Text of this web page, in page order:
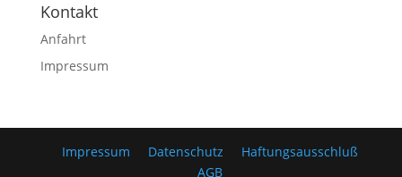
Kontakt
Anfahrt
Impressum
Impressum Datenschutz
Haftungsausschluß
AGB